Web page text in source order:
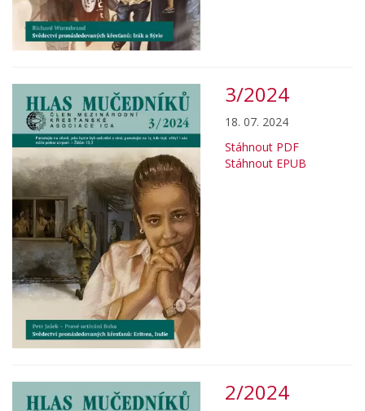
3/2024
18. 07. 2024
Stáhnout PDF
Stáhnout EPUB
2/2024